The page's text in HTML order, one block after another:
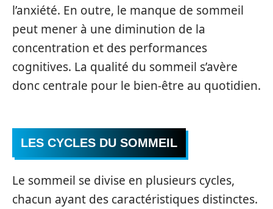
l’anxiété. En outre, le manque de sommeil
peut mener à une diminution de la
concentration et des performances
cognitives. La qualité du sommeil s’avère
donc centrale pour le bien-être au quotidien.
LES CYCLES DU SOMMEIL
Le sommeil se divise en plusieurs cycles,
chacun ayant des caractéristiques distinctes.